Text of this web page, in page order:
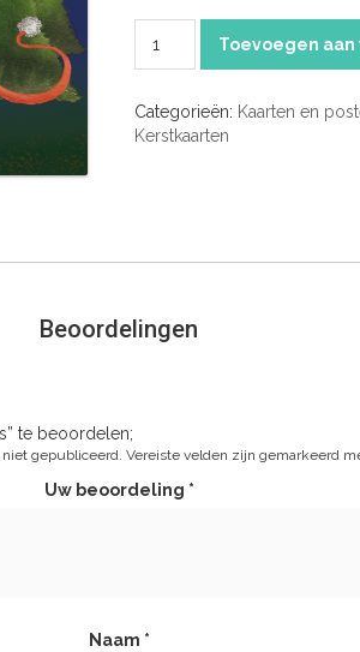
Holidays
Toevoegen
Categorieën: Kaarten en
Kerstkaarten
Beoordelingen
te beoordelen;
gepubliceerd. Vereiste velden zijn gemarkeerd
Uw beoordeling *
Naam *